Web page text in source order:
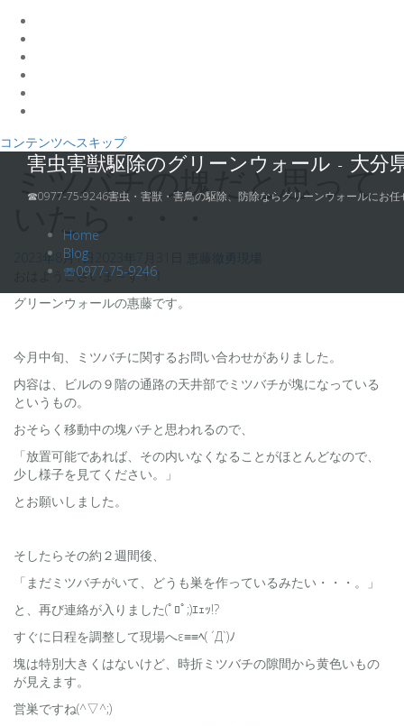
コンテンツへスキップ
害虫害獣駆除のグリーンウォール - 大分
☎0977-75-9246害虫・害獣・害鳥の駆除、防除ならグリーンウォールにお任
Home
Blog
☏0977-75-9246
ミツバチの塊だと思って
いたら・・・
2023年8月1日
おはようございま～す！！
グリーンウォールの惠藤です。
今月中旬、ミツバチに関するお問い合わせがありました。
内容は、ビルの９階の通路の天井部でミツバチが塊になっている
というもの。
おそらく移動中の塊バチと思われるので、
「放置可能であれば、その内いなくなることがほとんどなので、
少し様子を見てください。」
とお願いしました。
そしたらその約２週間後、
「まだミツバチがいて、どうも巣を作っているみたい・・・。」
と、再び連絡が入りました(ﾟﾛﾟ;)ｴｪｯ!?
すぐに日程を調整して現場へε≡≡ﾍ( ´Д`)ﾉ
塊は特別大きくはないけど、時折ミツバチの隙間から黄色いもの
が見えます。
営巣ですね(^▽^;)